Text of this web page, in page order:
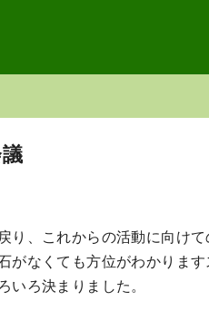
り、これからの活動に向け
がなくても方位がわかりま
ろ決まりました。